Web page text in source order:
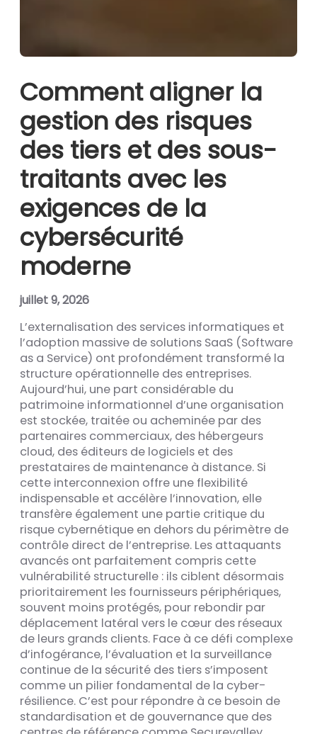
Comment aligner la
gestion des risques
des tiers et des sous-
traitants avec les
exigences de la
cybersécurité
moderne
juillet 9, 2026
L’externalisation des services informatiques et
l’adoption massive de solutions SaaS (Software
as a Service) ont profondément transformé la
structure opérationnelle des entreprises.
Aujourd’hui, une part considérable du
patrimoine informationnel d’une organisation
est stockée, traitée ou acheminée par des
partenaires commerciaux, des hébergeurs
cloud, des éditeurs de logiciels et des
prestataires de maintenance à distance. Si
cette interconnexion offre une flexibilité
indispensable et accélère l’innovation, elle
transfère également une partie critique du
risque cybernétique en dehors du périmètre de
contrôle direct de l’entreprise. Les attaquants
avancés ont parfaitement compris cette
vulnérabilité structurelle : ils ciblent désormais
prioritairement les fournisseurs périphériques,
souvent moins protégés, pour rebondir par
déplacement latéral vers le cœur des réseaux
de leurs grands clients. Face à ce défi complexe
d’infogérance, l’évaluation et la surveillance
continue de la sécurité des tiers s’imposent
comme un pilier fondamental de la cyber-
résilience. C’est pour répondre à ce besoin de
standardisation et de gouvernance que des